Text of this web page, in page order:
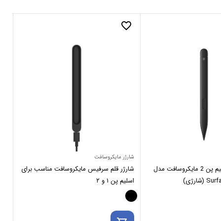
قلم سرفیس اسلیم پن 2 مایکروسافت مدل
favorite_border
شارژر مایکروسافت
شارژر قلم سرفیس مایکروسافت مناسب برای
اسلیم پن ۱ و ۲